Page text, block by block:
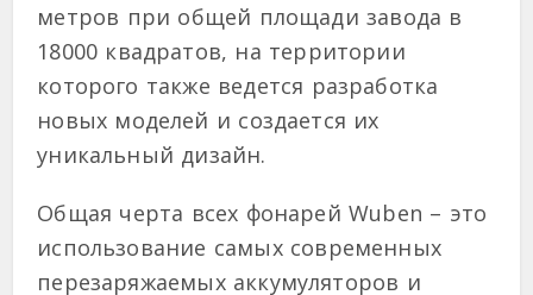
метров при общей площади завода в
18000 квадратов, на территории
которого также ведется разработка
новых моделей и создается их
уникальный дизайн.
Общая черта всех фонарей Wuben – это
использование самых современных
перезаряжаемых аккумуляторов и